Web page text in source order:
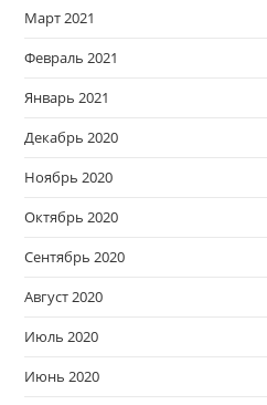
Март 2021
Февраль 2021
Январь 2021
Декабрь 2020
Ноябрь 2020
Октябрь 2020
Сентябрь 2020
Август 2020
Июль 2020
Июнь 2020